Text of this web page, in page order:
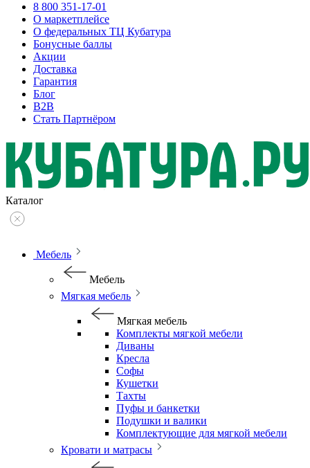
8 800 351-17-01
О маркетплейсе
О федеральных ТЦ Кубатура
Бонусные баллы
Акции
Доставка
Гарантия
Блог
B2B
Стать Партнёром
Каталог
Мебель
Мебель
Мягкая мебель
Мягкая мебель
Комплекты мягкой мебели
Диваны
Кресла
Софы
Кушетки
Тахты
Пуфы и банкетки
Подушки и валики
Комплектующие для мягкой мебели
Кровати и матрасы